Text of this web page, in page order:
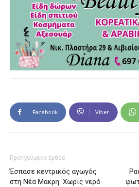
Facebook Viber
Προηγούμενο άρθρο
Έσπασε κεντρικός αγωγός
στη Νέα Μάκρη: Χωρίς νερό